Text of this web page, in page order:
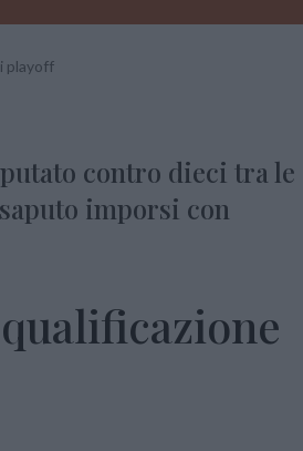
playoff
contro dieci tra le
imporsi con